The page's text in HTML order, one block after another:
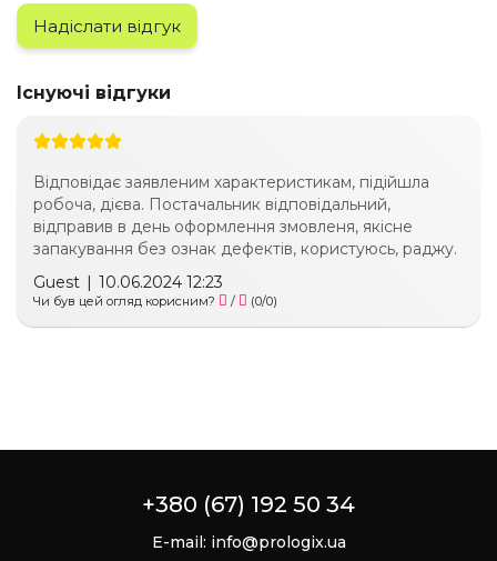
Надіслати відгук
Існуючі відгуки
Відповідає заявленим характеристикам, підійшла
робоча, дієва. Постачальник відповідальний,
відправив в день оформлення змовленя, якісне
запакування без ознак дефектів, користуюсь, раджу.
Guest | 10.06.2024 12:23
Чи був цей огляд корисним? / (0/0)
+380 (67) 192 50 34
E-mail: info@prologix.ua